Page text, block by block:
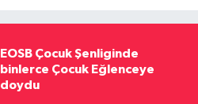
EOSB Çocuk Şenliginde
binlerce Çocuk Eğlenceye
doydu